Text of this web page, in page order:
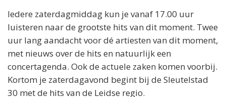
Iedere zaterdagmiddag kun je vanaf 17.00 uur
luisteren naar de grootste hits van dit moment. Twee
uur lang aandacht voor dé artiesten van dit moment,
met nieuws over de hits en natuurlijk een
concertagenda. Ook de actuele zaken komen voorbij.
Kortom je zaterdagavond begint bij de Sleutelstad
30 met de hits van de Leidse regio.